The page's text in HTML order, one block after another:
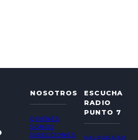
NOSOTROS
QUIÉNES
SOMOS
DIRECCIONES
ESCUCHA
RADIO
PUNTO 7
VALPARAÍSO